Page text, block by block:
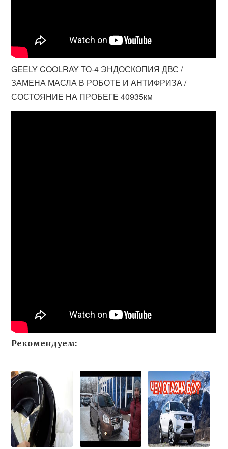
GEELY COOLRAY ТО-4 ЭНДОСКОПИЯ ДВС /
ЗАМЕНА МАСЛА В РОБОТЕ И АНТИФРИЗА /
СОСТОЯНИЕ НА ПРОБЕГЕ 40935км
Рекомендуем: